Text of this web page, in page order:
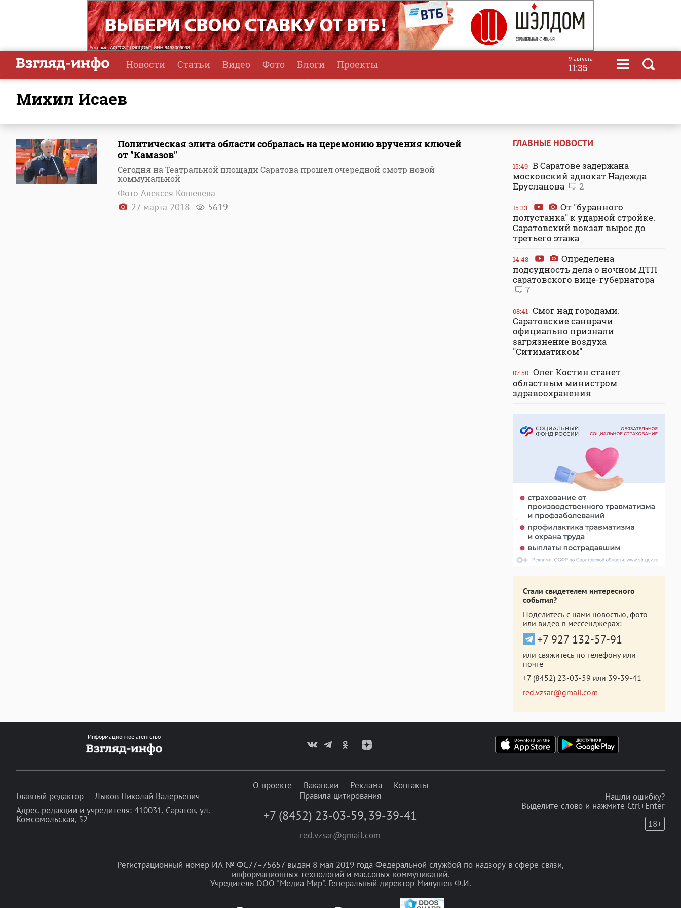
Новости Статьи Видео Фото Блоги Проекты 9 августа
11:35
Михил Исаев
Политическая элита области собралась на церемонию вручения ключей
от "Камазов"
Сегодня на Театральной площади Саратова прошел очередной смотр новой
коммунальной
Фото Алексея Кошелева
27 марта 2018
5619
ГЛАВНЫЕ НОВОСТИ
15:49 В Саратове задержана
московский адвокат Надежда
Ерусланова
2
15:33
От "буранного
полустанка" к ударной стройке.
Саратовский вокзал вырос до
третьего этажа
14:48
Определена
подсудность дела о ночном ДТП
саратовского вице-губернатора
7
08:41 Смог над городами.
Саратовские санврачи
официально признали
загрязнение воздуха
"Ситиматиком"
07:50 Олег Костин станет
областным министром
здравоохранения
Стали свидетелем интересного
события?
Поделитесь с нами новостью, фото
или видео в мессенджерах:
+7 927 132-57-91
или свяжитесь по телефону или
почте
+7 (8452) 23-03-59 или 39-39-41
red.vzsar@gmail.com
Информационное агентство
Главный редактор — Лыков Николай Валерьевич
Адрес редакции и учредителя: 410031, Саратов, ул.
Комсомольская, 52
О проекте Вакансии Реклама
Контакты
Правила цитирования
+7 (8452) 23-03-59, 39-39-41
red.vzsar@gmail.com
Нашли ошибку?
Выделите слово и нажмите Ctrl+Enter
18+
Регистрационный номер ИА № ФС77–75657 выдан 8 мая 2019 года Федеральной службой по надзору в сфере связи,
информационных технологий и массовых коммуникаций.
Учредитель ООО "Медиа Мир". Генеральный директор Милушев Ф.И.